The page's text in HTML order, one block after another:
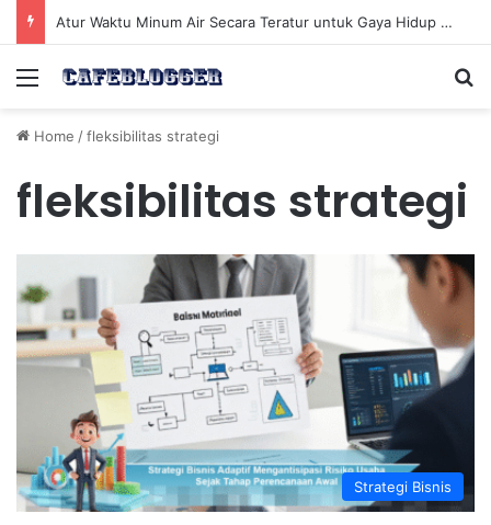
Atur Waktu Minum Air Secara Teratur untuk Gaya Hidup Sehat Sepanjang Hari
Menu
Home /fleksibilitas strategi
fleksibilitas strategi
Strategi Bisnis